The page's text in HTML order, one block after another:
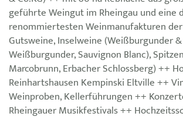
geführte Weingut im Rheingau und eine
renommiertesten Weinmanufakturen
Gutsweine, Inselweine (Weißburgunder
Weißburgunder, Sauvignon Blanc),
Marcobrunn, Erbacher Schlossberg) ++
Reinhartshausen Kempinski Eltville ++
Weinproben, Kellerführungen ++
Rheingauer Musikfestivals ++